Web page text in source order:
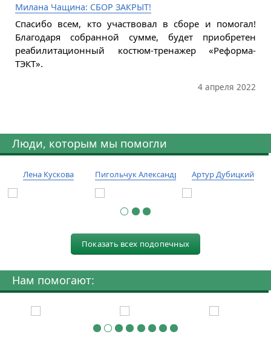
Милана Чащина: СБОР ЗАКРЫТ!
Спасибо всем, кто участвовал в сборе и помогал!
Благодаря собранной сумме, будет приобретен
реабилитационный костюм-тренажер «Реформа-
ТЭКТ».
4 апреля 2022
Люди, которым мы помогли
Лена Кускова Пигольчук Александр Артур Дубицкий
Показать всех подопечных
Нам помогают: